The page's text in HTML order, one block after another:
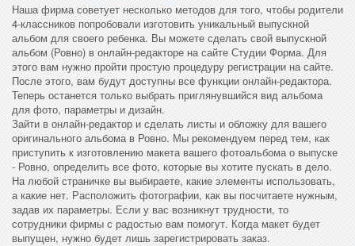
Наша фирма советует несколько методов для того, чтобы родители
4-классников попробовали изготовить уникальный выпускной
альбом для своего ребенка. Вы можете сделать свой выпускной
альбом (Ровно) в онлайн-редакторе на сайте Студии Форма. Для
этого вам нужно пройти простую процедуру регистрации на сайте.
После этого, вам будут доступны все функции онлайн-редактора.
Теперь останется только выбрать приглянувшийся вид альбома
для фото, параметры и дизайн.
Зайти в онлайн-редактор и сделать листы и обложку для вашего
оригинального альбома в Ровно. Мы рекомендуем перед тем, как
приступить к изготовлению макета вашего фотоальбома о выпуске
- Ровно, определить все фото, которые вы хотите пускать в дело.
На любой страничке вы выбираете, какие элементы использовать,
а какие нет. Расположить фотографии, как вы посчитаете нужным,
задав их параметры. Если у вас возникнут трудности, то
сотрудники фирмы с радостью вам помогут. Когда макет будет
выпущен, нужно будет лишь зарегистрировать заказ.